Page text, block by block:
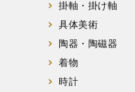
掛軸・掛け軸
具体美術
陶器・陶磁器
着物
時計